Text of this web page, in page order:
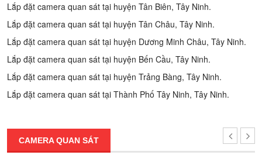
Lắp đặt camera quan sát tại huyện Tân Biên, Tây Ninh.
Lắp đặt camera quan sát tại huyện Tân Châu, Tây Ninh.
Lắp đặt camera quan sát tại huyện Dương Minh Châu, Tây Ninh.
Lắp đặt camera quan sát tại huyện Bến Cầu, Tây Ninh.
Lắp đặt camera quan sát tại huyện Trảng Bàng, Tây Ninh.
Lắp đặt camera quan sát tại Thành Phố Tây Ninh, Tây Ninh.
CAMERA QUAN SÁT